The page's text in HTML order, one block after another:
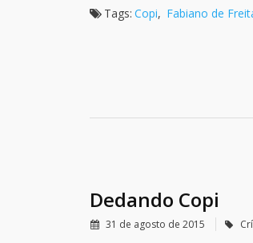
Tags: Copi, Fabiano de
Dedando Copi
31 de agosto de 2015